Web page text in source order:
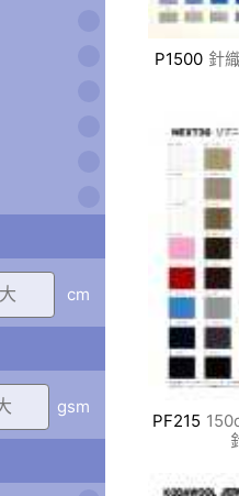
cm
gsm
P1500 針
PF215